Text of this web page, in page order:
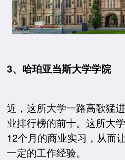
3、哈珀亚当斯大学学院
近，这所大学一路高歌猛
业排行榜的前十。这所大
12个月的商业实习，从而
一定的工作经验。